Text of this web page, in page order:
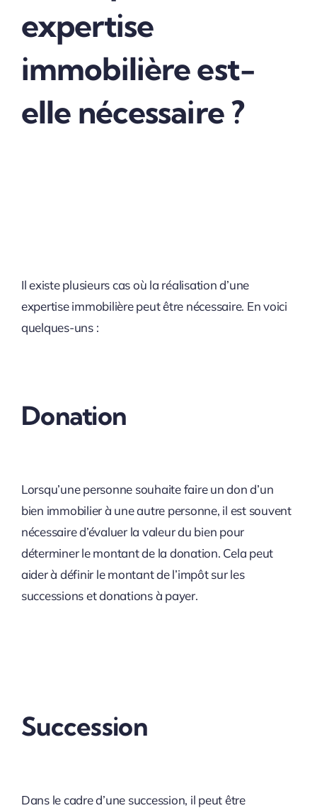
expertise
immobilière est-
elle nécessaire ?
Il existe plusieurs cas où la réalisation d’une
expertise immobilière peut être nécessaire. En voici
quelques-uns :
Donation
Lorsqu’une personne souhaite faire un don d’un
bien immobilier à une autre personne, il est souvent
nécessaire d’évaluer la valeur du bien pour
déterminer le montant de la donation. Cela peut
aider à définir le montant de l’impôt sur les
successions et donations à payer.
Succession
Dans le cadre d’une succession, il peut être